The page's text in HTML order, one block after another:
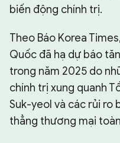
biến động chính trị.
Theo Báo Korea
Quốc đã hạ dự báo
trong năm 2025 do
chính trị xung quanh
Suk-yeol và các rủi ro
thẳng thương mại